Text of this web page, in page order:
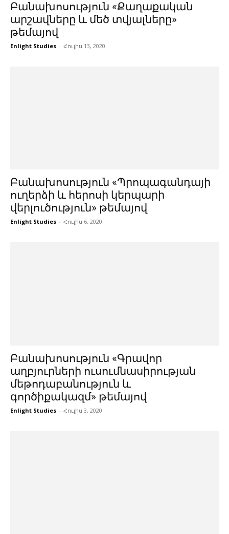
Բանախոսություն «Քաղաքական
արշավները և մեծ տվյալները»
թեմայով
Enlight Studies - Հուլիս 13, 2020
Բանախոսություն «Պրոպագանդայի
ուղերձի և հերոսի կերպարի
վերլուծություն» թեմայով
Enlight Studies - Հուլիս 6, 2020
Բանախոսություն «Գրավոր
աղբյուրների ուսումնասիրության
մեթոդաբանություն և
գործիքակազմ» թեմայով
Enlight Studies - Հուլիս 3, 2020